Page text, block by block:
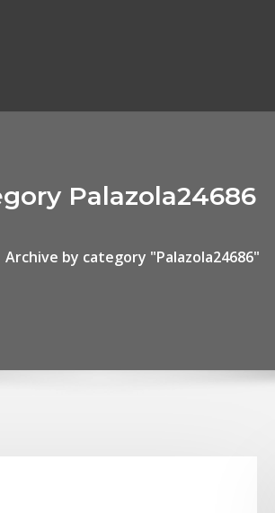
Palazola24686
Archive by category "Palazola24686"